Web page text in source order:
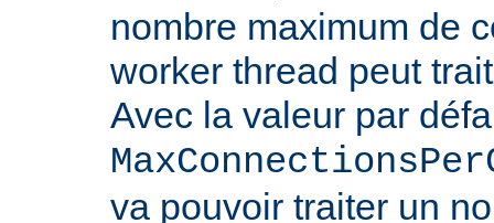
nombre maximum de
worker thread peut
Avec la valeur par
va pouvoir traiter un